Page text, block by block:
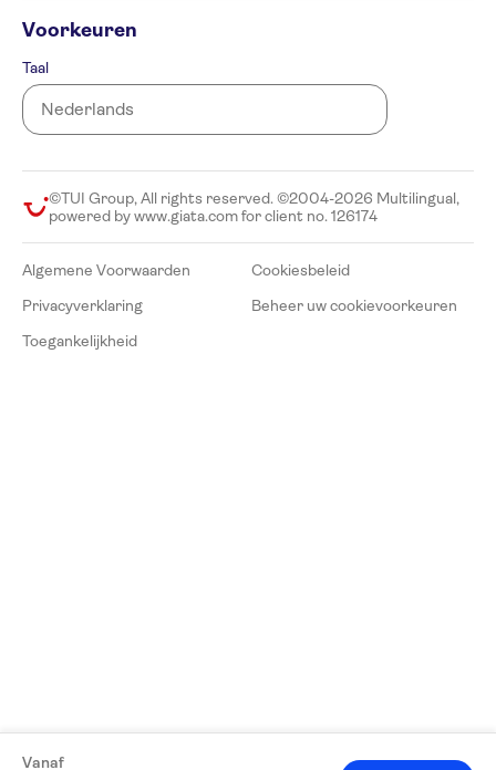
Vanaf
Voorkeuren
Taal
©TUI Group, All rights reserved. ©2004-2026 Multilingual,
powered by www.giata.com for client no. 126174
Algemene Voorwaarden
Cookiesbeleid
Privacyverklaring
Beheer uw cookievoorkeuren
Toegankelijkheid